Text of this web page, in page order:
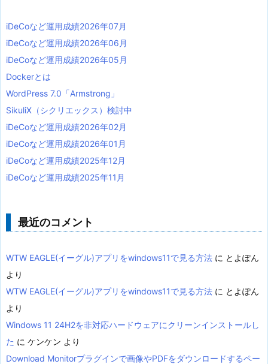
iDeCoなど運用成績2026年07月
iDeCoなど運用成績2026年06月
iDeCoなど運用成績2026年05月
Dockerとは
WordPress 7.0「Armstrong」
SikuliX（シクリエックス）検討中
iDeCoなど運用成績2026年02月
iDeCoなど運用成績2026年01月
iDeCoなど運用成績2025年12月
iDeCoなど運用成績2025年11月
最近のコメント
WTW EAGLE(イーグル)アプリをwindows11で見る方法 に とよぽん
より
WTW EAGLE(イーグル)アプリをwindows11で見る方法 に とよぽん
より
Windows 11 24H2を非対応ハードウェアにクリーンインストールし
た に ケンケン より
Download Monitorプラグインで画像やPDFをダウンロードするペー